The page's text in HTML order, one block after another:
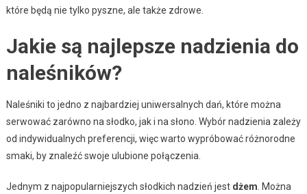
które będą nie tylko pyszne, ale także zdrowe.
Jakie są najlepsze nadzienia do
naleśników?
Naleśniki to jedno z najbardziej uniwersalnych dań, które można
serwować zarówno na słodko, jak i na słono. Wybór nadzienia zależy
od indywidualnych preferencji, więc warto wypróbować różnorodne
smaki, by znaleźć swoje ulubione połączenia.
Jednym z najpopularniejszych słodkich nadzień jest dżem . Można